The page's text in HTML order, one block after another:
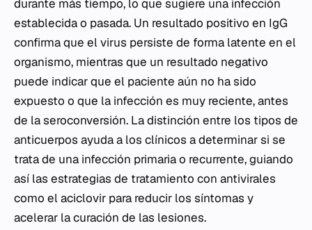
durante más tiempo, lo que sugiere una infección
establecida o pasada. Un resultado positivo en IgG
confirma que el virus persiste de forma latente en el
organismo, mientras que un resultado negativo
puede indicar que el paciente aún no ha sido
expuesto o que la infección es muy reciente, antes
de la seroconversión. La distinción entre los tipos de
anticuerpos ayuda a los clínicos a determinar si se
trata de una infección primaria o recurrente, guiando
así las estrategias de tratamiento con antivirales
como el aciclovir para reducir los síntomas y
acelerar la curación de las lesiones.